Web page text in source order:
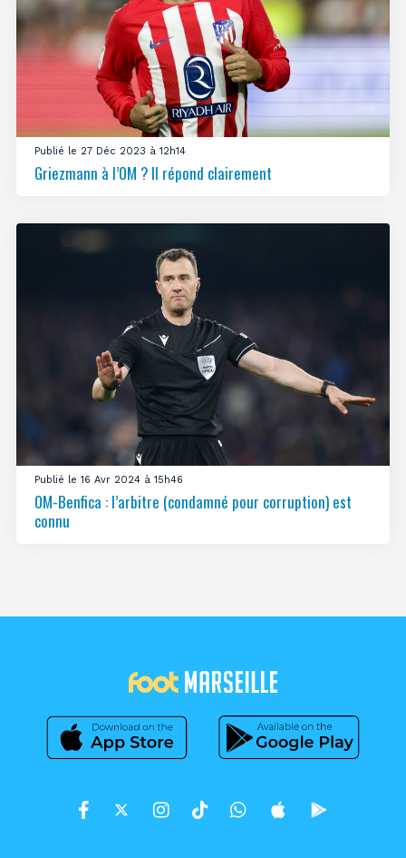
Publié le 27 Déc 2023 à 12h14
Griezmann à l’OM ? Il répond clairement
Publié le 16 Avr 2024 à 15h46
OM-Benfica : l’arbitre (condamné pour corruption) est
connu